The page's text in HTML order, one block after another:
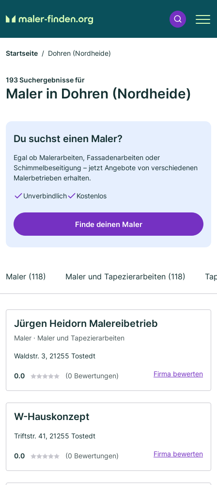
Startseite Dohren (Nordheide)
193 Suchergebnisse für
Maler in Dohren (Nordheide)
Du suchst einen Maler?
Egal ob Malerarbeiten, Fassadenarbeiten oder
Schimmelbeseitigung – jetzt Angebote von verschiedenen
Malerbetrieben erhalten.
Unverbindlich Kostenlos
Finde deinen Maler
Maler (118) Maler und Tapezierarbeiten (118)
Jürgen Heidorn Malereibetrieb
Maler · Maler und Tapezierarbeiten
Waldstr. 3, 21255 Tostedt
0.0 (0 Bewertungen) Firma bewerten
W-Hauskonzept
Triftstr. 41, 21255 Tostedt
0.0 (0 Bewertungen) Firma bewerten